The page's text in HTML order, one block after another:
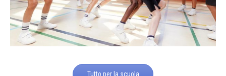
Tutto per la scuola